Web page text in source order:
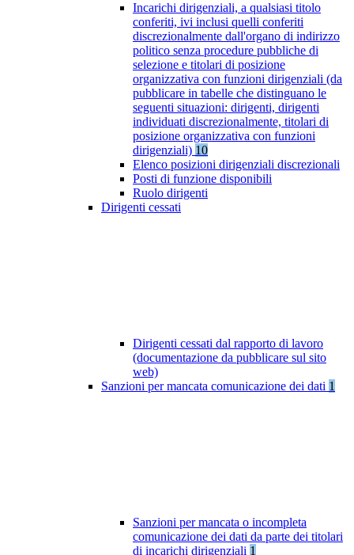
Incarichi dirigenziali, a qualsiasi titolo
conferiti, ivi inclusi quelli conferiti
discrezionalmente dall'organo di indirizzo
politico senza procedure pubbliche di
selezione e titolari di posizione
organizzativa con funzioni dirigenziali (da
pubblicare in tabelle che distinguano le
seguenti situazioni: dirigenti, dirigenti
individuati discrezionalmente, titolari di
posizione organizzativa con funzioni
dirigenziali) 10
Elenco posizioni dirigenziali discrezionali
Posti di funzione disponibili
Ruolo dirigenti
Dirigenti cessati
Dirigenti cessati dal rapporto di lavoro
(documentazione da pubblicare sul sito
web)
Sanzioni per mancata comunicazione dei dati 1
Sanzioni per mancata o incompleta
comunicazione dei dati da parte dei titolari
di incarichi dirigenziali 1